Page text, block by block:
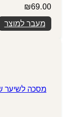
₪69.00
מעבר למוצר
מסכה לשיער